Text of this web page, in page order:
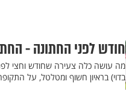
חודש לפני החתונה -
מה עושה כלה צעירה שחודש וחצי
בדוי) בראיון חשוף ומטלטל, על